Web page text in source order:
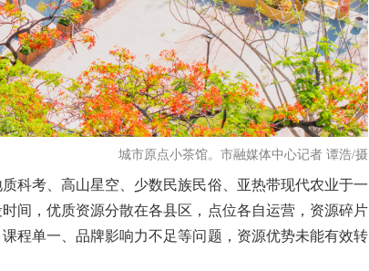
城市原点小茶馆。市融媒体中心记者 谭浩/摄
科考、高山星空、少数民族民俗、亚热带现代农业于一
间，优质资源分散在各县区，点位各自运营，资源碎片
程单一、品牌影响力不足等问题，资源优势未能有效转